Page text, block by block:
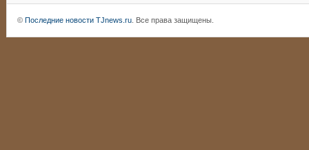
© Последние новости TJnews.ru. Все права защищены.